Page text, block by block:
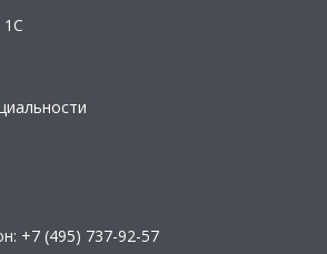
1С
+7 (495) 737-92-57